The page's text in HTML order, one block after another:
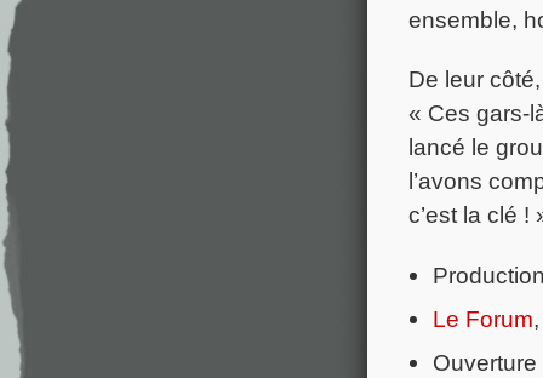
ensemble,
De leur
« Ces gars-
lancé le
l’avons
c’est la clé !
Le Forum